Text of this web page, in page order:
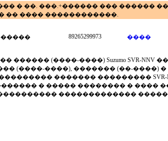
� ��. ���.+������ ��� ������
�� ���� ������������.
89265299973 ����
(����-����) Suzumo SVR-NNV
(����-����), ������� (��-����)
������� ��������� SVR-
� ����� �������� � ����
�������������